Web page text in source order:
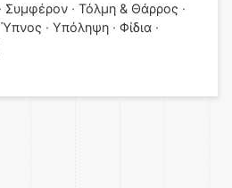
Συμφέρον
Τόλμη & Θάρρος
Ύπνος Υπόληψη
Φίδια